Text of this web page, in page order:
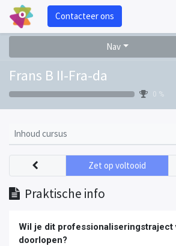
Contacteer ons
Nav
Frans B II-Fra-da
0 %
Inhoud cursus
Praktische info
Zet op voltooid
Wil je dit professionaliseringstraject
doorlopen?